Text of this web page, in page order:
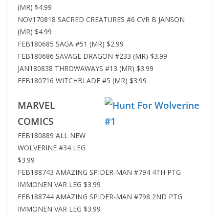
(MR) $4.99
NOV170818 SACRED CREATURES #6 CVR B JANSON
(MR) $4.99
FEB180685 SAGA #51 (MR) $2.99
FEB180686 SAVAGE DRAGON #233 (MR) $3.99
JAN180838 THROWAWAYS #13 (MR) $3.99
FEB180716 WITCHBLADE #5 (MR) $3.99
MARVEL
COMICS
FEB180889 ALL NEW
WOLVERINE #34 LEG
$3.99
FEB188743 AMAZING SPIDER-MAN #794 4TH PTG
IMMONEN VAR LEG $3.99
FEB188744 AMAZING SPIDER-MAN #798 2ND PTG
IMMONEN VAR LEG $3.99